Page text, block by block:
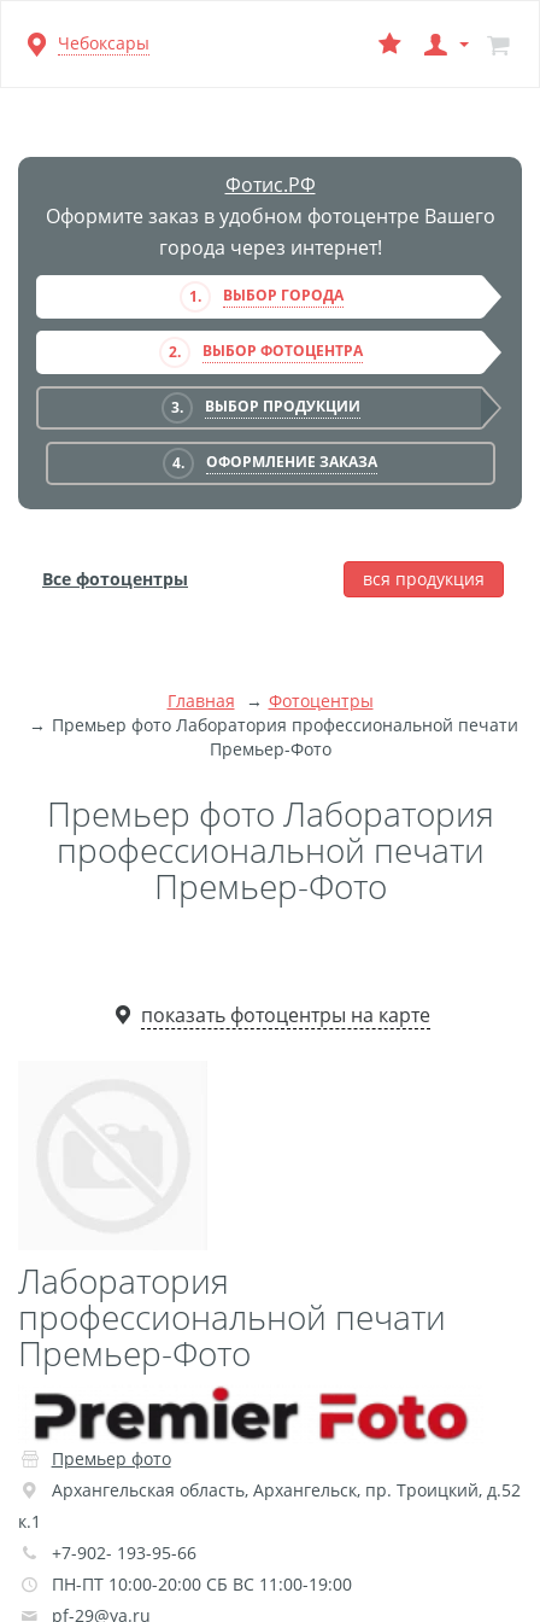
Перейти
к
Чебоксары
Фотис.РФ
Оформите заказ в удобном фотоцентре Вашего
города через интернет!
1. ВЫБОР ГОРОДА
2. ВЫБОР ФОТОЦЕНТРА
3. ВЫБОР ПРОДУКЦИИ
4. ОФОРМЛЕНИЕ ЗАКАЗА
Все фотоцентры
Широкоформатная
подрамником
Фото на пенокартоне
Модульные картины
Фотоколлаж
Фотобокс
Фотопостер
акриле
Печать на баннере
Фотообои
Трафареты
Печать на прозрачной
пленке
Рекламные конструкции
Напольная графика
ламинирование
Изготовление баннеров
вся продукция
Главная
Фотоцентры
Премьер фото Лаборатория профессиональной печати
Премьер-Фото
Премьер фото Лаборатория
профессиональной печати
Премьер-Фото
показать фотоцентры на карте
Лаборатория
профессиональной печати
Премьер-Фото
Премьер фото
Архангельская область, Архангельск, пр. Троицкий, д.52
к.1
+7-902- 193-95-66
ПН-ПТ 10:00-20:00 СБ ВС 11:00-19:00
pf-29@ya.ru